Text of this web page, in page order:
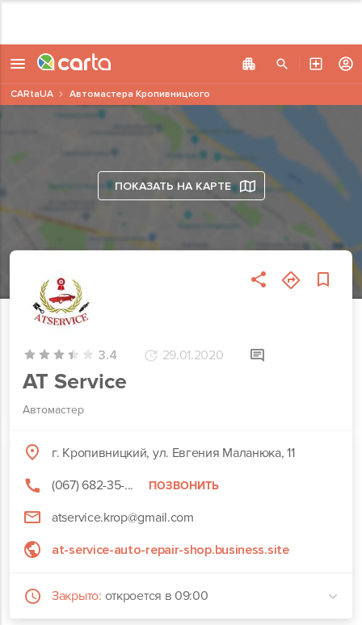
ПОКАЗАТЬ НА КАРТЕ
3.4 29.01.2020
AT Service
Автомастер
г. Кропивницкий, ул. Евгения Маланюка, 11
(067) 682-35-...
ПОЗВОНИТЬ
atservice.krop@gmail.com
at-service-auto-repair-shop.business.site
Закрыто: откроется в 09:00
CARtaUA Автомастера Кропивницкого